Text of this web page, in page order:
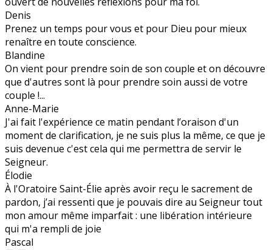
Denis
Prenez un temps pour vous et pour Dieu pour mieux
renaître en toute conscience.
Blandine
On vient pour prendre soin de son couple et on découvre
que d'autres sont là pour prendre soin aussi de votre
couple !...
Anne-Marie
J'ai fait l'expérience ce matin pendant l’oraison d'un
moment de clarification, je ne suis plus la même, ce que je
suis devenue c'est cela qui me permettra de servir le
Seigneur.
Élodie
À l'Oratoire Saint-Élie après avoir reçu le sacrement de
pardon, j’ai ressenti que je pouvais dire au Seigneur tout
mon amour même imparfait : une libération intérieure
qui m'a rempli de joie
Pascal